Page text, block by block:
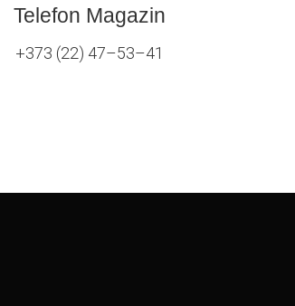
Telefon Magazin
+373 (22) 47–53–41